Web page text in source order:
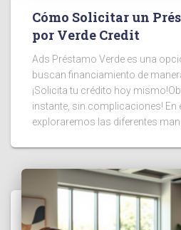
Cómo Solicitar un
por Verde Credit
Ads Préstamo Verde es una
buscan financiamiento de
¡Solicita tu crédito hoy
instante, sin complicaciones! En
exploraremos las diferentes